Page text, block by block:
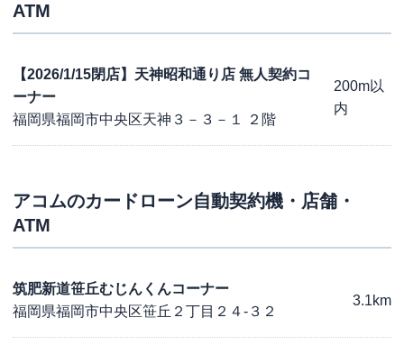
ATM
【2026/1/15閉店】天神昭和通り店 無人契約コ
ーナー
福岡県福岡市中央区天神３－３－１ ２階
200m以
内
アコムのカードローン自動契約機・店舗・
ATM
筑肥新道笹丘むじんくんコーナー
福岡県福岡市中央区笹丘２丁目２４-３２
3.1km